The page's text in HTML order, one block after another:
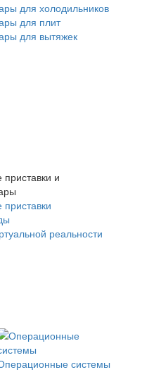
для холодильников
для плит
для вытяжек
приставки и
реальности
системы